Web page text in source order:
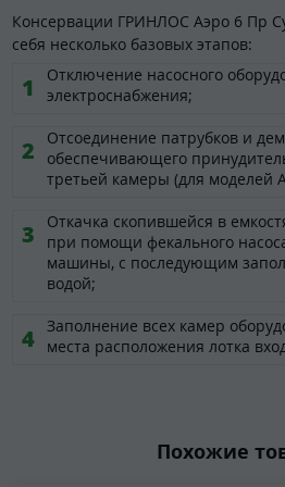
Консервации ГРИНЛОС Аэро 6 Пр
себя несколько базовых этапов:
Отключение насосного
электроснабжения;
Отсоединение патрубков и
обеспечивающего
третьей камеры (для моделей
Откачка скопившейся в
при помощи фекального
машины, с последующим
водой;
Заполнение всех камер
места расположения лотка
Похожие